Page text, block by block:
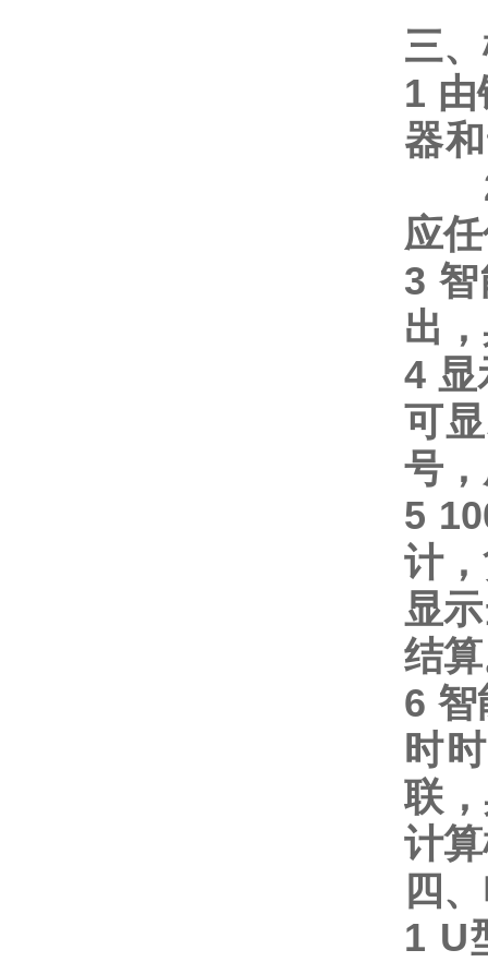
三
1
器
应
3
出
4
可
号
5
计
显
结
6 智
时
联
计
四
1 U